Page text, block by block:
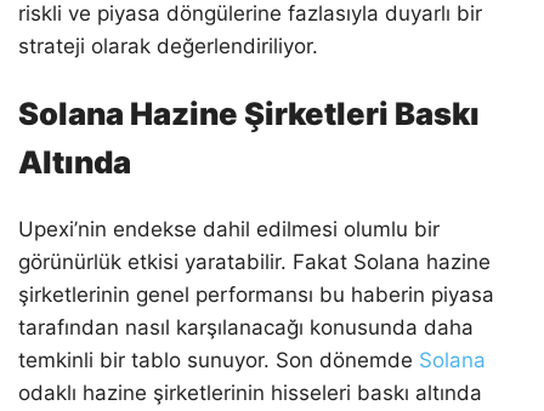
riskli ve piyasa döngülerine fazlasıyla duyarlı bir
strateji olarak değerlendiriliyor.
Solana Hazine Şirketleri Baskı
Altında
Upexi’nin endekse dahil edilmesi olumlu bir
görünürlük etkisi yaratabilir. Fakat Solana hazine
şirketlerinin genel performansı bu haberin piyasa
tarafından nasıl karşılanacağı konusunda daha
temkinli bir tablo sunuyor. Son dönemde Solana
odaklı hazine şirketlerinin hisseleri baskı altında